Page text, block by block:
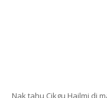
Nak tahu Cikgu Hailmi di